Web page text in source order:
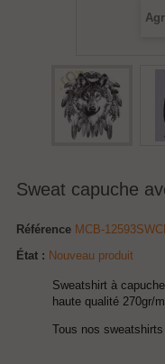
Sweat capuche
Référence MCB-
État : Nouveau produit
Sweatshirt à
haute qualité 270gr/
Tous nos